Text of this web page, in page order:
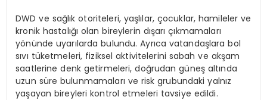
DWD ve sağlık otoriteleri, yaşlılar, çocuklar, hamileler ve
kronik hastalığı olan bireylerin dışarı çıkmamaları
yönünde uyarılarda bulundu. Ayrıca vatandaşlara bol
sıvı tüketmeleri, fiziksel aktivitelerini sabah ve akşam
saatlerine denk getirmeleri, doğrudan güneş altında
uzun süre bulunmamaları ve risk grubundaki yalnız
yaşayan bireyleri kontrol etmeleri tavsiye edildi.